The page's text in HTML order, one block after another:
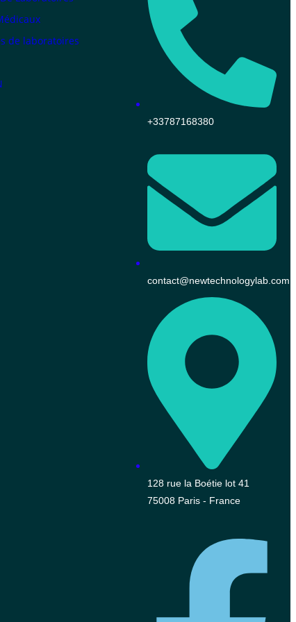
de laboratoires
+33787168380
contact@newtechnologylab.com
128 rue la Boétie lot 41
75008 Paris - France